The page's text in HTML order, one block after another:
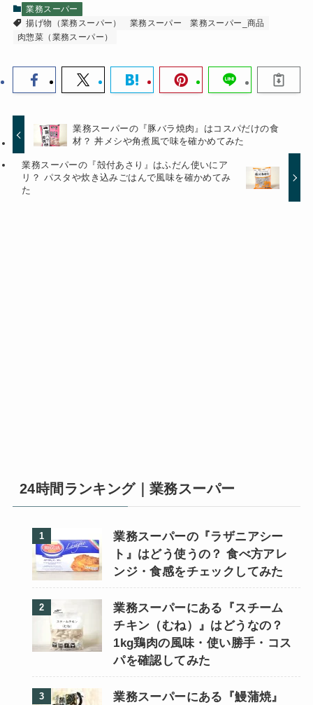
業務スーパー
揚げ物（業務スーパー）
業務スーパー
業務スーパー_商品
肉惣菜（業務スーパー）
業務スーパーの『豚バラ焼肉』はコスパだけの食
材？ 丼メシや角煮風で味を確かめてみた
業務スーパーの『殻付あさり』はふだん使いにア
リ？ パスタや炊き込みごはんで風味を確かめてみ
た
24時間ランキング｜業務スーパー
業務スーパーの『ラザニアシー
ト』はどう使うの？ 食べ方アレ
ンジ・食感をチェックしてみた
業務スーパーにある『スチーム
チキン（むね）』はどうなの？
1kg鶏肉の風味・使い勝手・コス
パを確認してみた
業務スーパーにある『鰻蒲焼』